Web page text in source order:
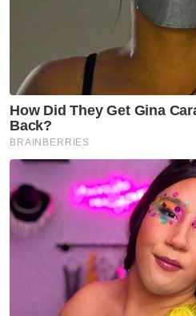
Semasa
Wanita
dibakar di
nombor
Sarawak,
Selangor
Semasa
Dua remaja
guna
palsu milik
Semasa